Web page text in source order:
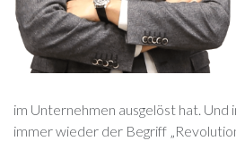
im Unternehmen ausgelöst hat.
immer wieder der Begriff